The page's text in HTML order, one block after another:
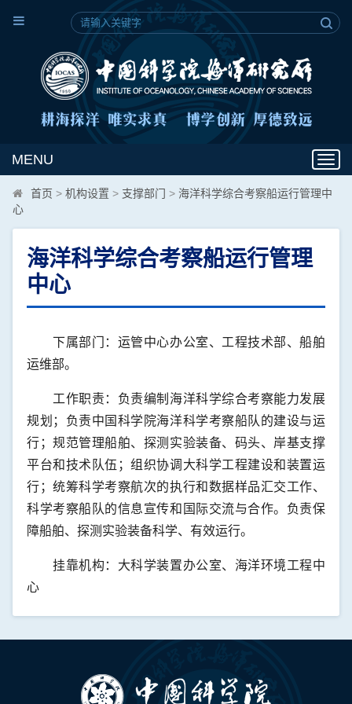
MENU
首页 > 机构设置 > 支撑部门 > 海洋科学综合考察船运行管理中
心
海洋科学综合考察船运行管理
中心
下属部门：运管中心办公室、工程技术部、船舶
运维部。
工作职责：负责编制海洋科学综合考察能力发展
规划；负责中国科学院海洋科学考察船队的建设与运
行；规范管理船舶、探测实验装备、码头、岸基支撑
平台和技术队伍；组织协调大科学工程建设和装置运
行；统筹科学考察航次的执行和数据样品汇交工作、
科学考察船队的信息宣传和国际交流与合作。负责保
障船舶、探测实验装备科学、有效运行。
挂靠机构：大科学装置办公室、海洋环境工程中
心